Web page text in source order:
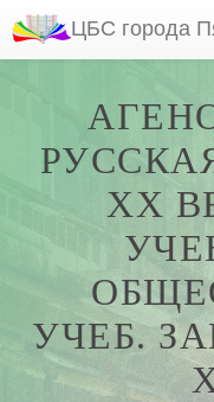
ЦБС города
ХХ
УЧЕБ.